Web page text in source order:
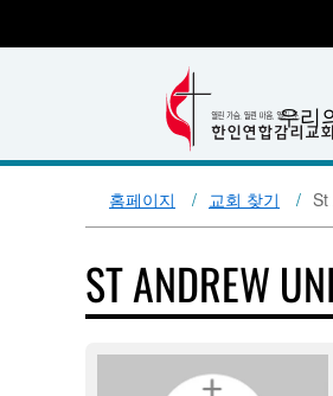
우리
홈페이지 교회 찾기 St
ST ANDREW